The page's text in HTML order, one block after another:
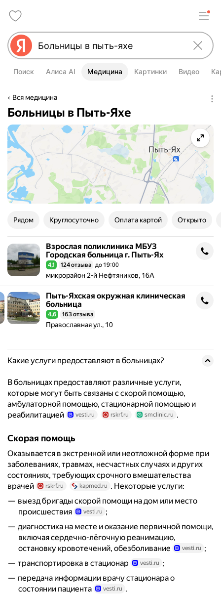
Поиск Алиса AI Медицина Картинки Видео
Вся медицина
Больницы в Пыть-Яхе
Рядом Круглосуточно Оплата картой Открыто
Взрослая поликлиника МБУЗ Городская больница г. Пыть-Ях
Взрослая поликлиника МБУЗ
Городская больница г. Пыть-Ях
Рейтинг 4,1 из 5
4,1 124 отзыва до 19:00
Адрес: микрорайон 2-й Нефтяников, 16А .
микрорайон 2-й Нефтяников, 16А
Пыть-Яхская окружная клиническая больница
Пыть-Яхская окружная клиническая
больница
Рейтинг 4,6 из 5
4,6 163 отзыва
Адрес: Православная ул., 10 .
Православная ул., 10
Какие услуги предоставляют в больницах?
В больницах предоставляют различные услуги,
которые могут быть связаны с скорой помощью,
амбулаторной помощью, стационарной помощью и
реабилитацией
vesti.ru rskrf.ru smclinic.ru .
Скорая помощь
Оказывается в экстренной или неотложной форме при
заболеваниях, травмах, несчастных случаях и других
состояниях, требующих срочного вмешательства
врачей
rskrf.ru kapmed.ru . Некоторые услуги:
выезд бригады скорой помощи на дом или место
происшествия
vesti.ru ;
диагностика на месте и оказание первичной помощи,
включая сердечно-лёгочную реанимацию,
остановку кровотечений, обезболивание
vesti.ru ;
транспортировка в стационар
vesti.ru ;
передача информации врачу стационара о
состоянии пациента
vesti.ru .